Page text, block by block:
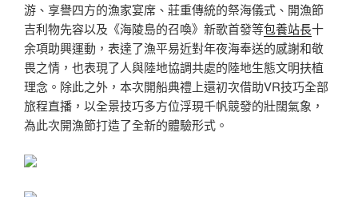
游、享譽四方的漁家宴席、莊重傳統的祭海儀式、開漁節
吉利物先容以及《海陵島的召喚》新歌首發等包養站長十
余項助興運動，表達了漁平易近對年夜海奉送的感謝和敬
畏之情，也表現了人與陸地協調共處的陸地生態文明扶植
理念。除此之外，本次開船典禮上還初次借助VR技巧全部
旅程直播，以全景技巧多方位浮現千帆競發的壯闊氣象，
為此次開漁節打造了全新的體驗形式。